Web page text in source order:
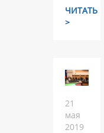
ЧИТАТЬ
>
21
мая
2019